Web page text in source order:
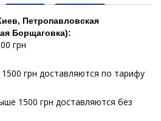
Петропавловская
Борщаговка):
грн
грн доставляются по тарифу
1500 грн доставляются без